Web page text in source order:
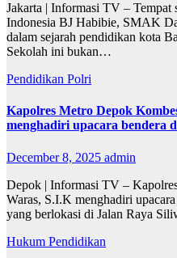
Jakarta | Informasi TV – Tempat
Indonesia BJ Habibie, SMAK
dalam sejarah pendidikan kota
Sekolah ini bukan…
Pendidikan Polri
Kapolres Metro Depok
menghadiri upacara bendera
December 8, 2025 admin
Depok | Informasi TV –
Waras, S.I.K menghadiri
yang berlokasi di Jalan Raya
Hukum Pendidikan